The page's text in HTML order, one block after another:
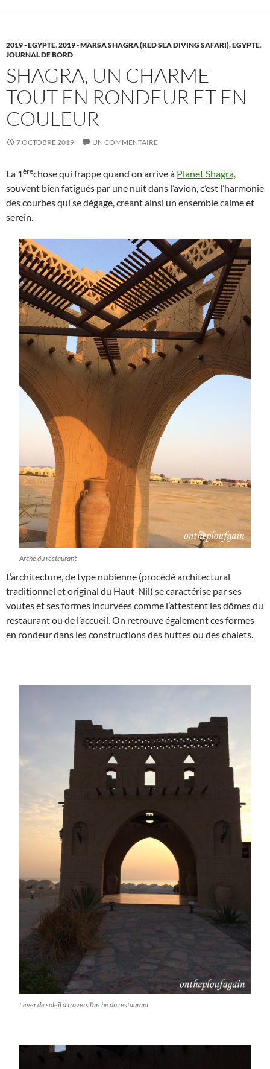
2019 - EGYPTE,2019 - MARSA SHAGRA (RED SEA DIVING SAFARI),EGYPTE,
JOURNAL DE BORD
SHAGRA, UN CHARME
TOUT EN RONDEUR ET EN
COULEUR
7 OCTOBRE 2019 UN COMMENTAIRE
La 1èrechose qui frappe quand on arrive à Planet Shagra,
souvent bien fatigués par une nuit dans l’avion, c’est l’harmonie
des courbes qui se dégage, créant ainsi un ensemble calme et
serein.
Arche du restaurant
L’architecture, de type nubienne (procédé architectural
traditionnel et original du Haut-Nil) se caractérise par ses
voutes et ses formes incurvées comme l’attestent les dômes du
restaurant ou de l’accueil. On retrouve également ces formes
en rondeur dans les constructions des huttes ou des chalets.
Lever de soleil à travers l’arche du restaurant